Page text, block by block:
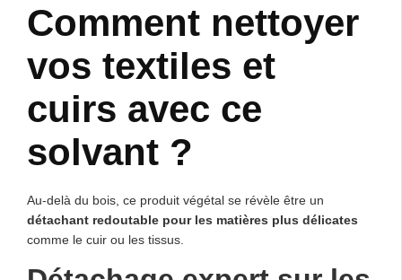
Comment nettoyer
vos textiles et
cuirs avec ce
solvant ?
Au-delà du bois, ce produit végétal se révèle être un
détachant redoutable pour les matières plus délicates
comme le cuir ou les tissus.